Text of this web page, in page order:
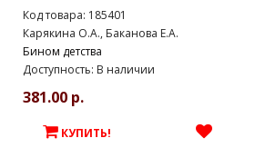
Код товара: 185401
Карякина О.А., Баканова Е.А.
Бином детства
Доступность: В наличии
381.00 р.
КУПИТЬ!